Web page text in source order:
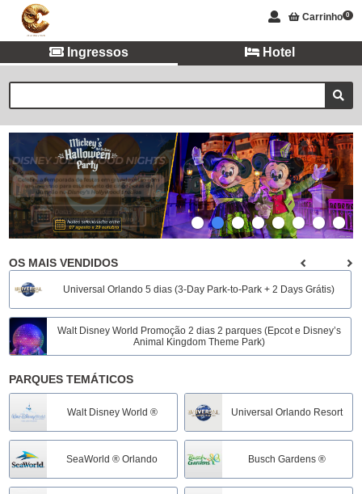
Carrinho 0
Ingressos Hotel
OS MAIS VENDIDOS
Universal Orlando 5 dias (3-Day Park-to-Park + 2 Days Grátis)
Walt Disney World Promoção 2 dias 2 parques (Epcot e Disney’s
Animal Kingdom Theme Park)
Restaurante Camila's Orlando
Walt Disney World - Mickey's Not-So-Scary Halloween Party
Beach Park - Ingresso Aqua Park 1 dia
PARQUES TEMÁTICOS
Walt Disney World ® Universal Orlando Resort
SeaWorld ® Orlando Busch Gardens ®